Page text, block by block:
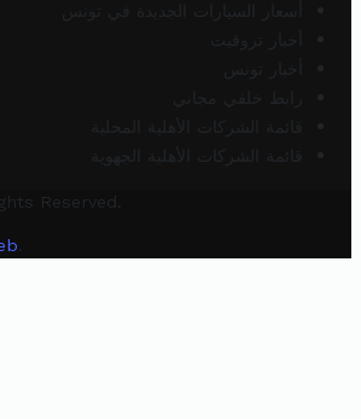
أسعار السيارات الجديدة في تونس
أخبار تروفيت
أخبار تونس
رابط خلفي مجاني
قائمة الشركات الأهلية المحلية
قائمة الشركات الأهلية الجهوية
Reserved.